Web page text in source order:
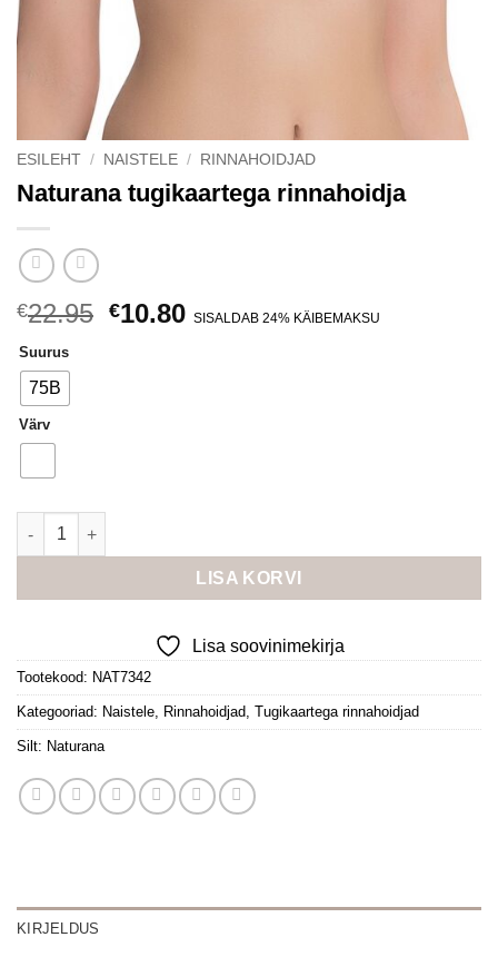
ESILEHT / NAISTELE / RINNAHOIDJAD
Naturana tugikaartega rinnahoidja
€22.95 Algne
€10.80Current
SISALDAB 24% KÄIBEMAKSU
Suurus
75B
Värv
Naturana tugikaartega rinnahoidja kogus
LISA KORVI
Lisa soovinimekirja
Tootekood: NAT7342
Kategooriad: Naistele, Rinnahoidjad, Tugikaartega rinnahoidjad
Silt: Naturana
KIRJELDUS